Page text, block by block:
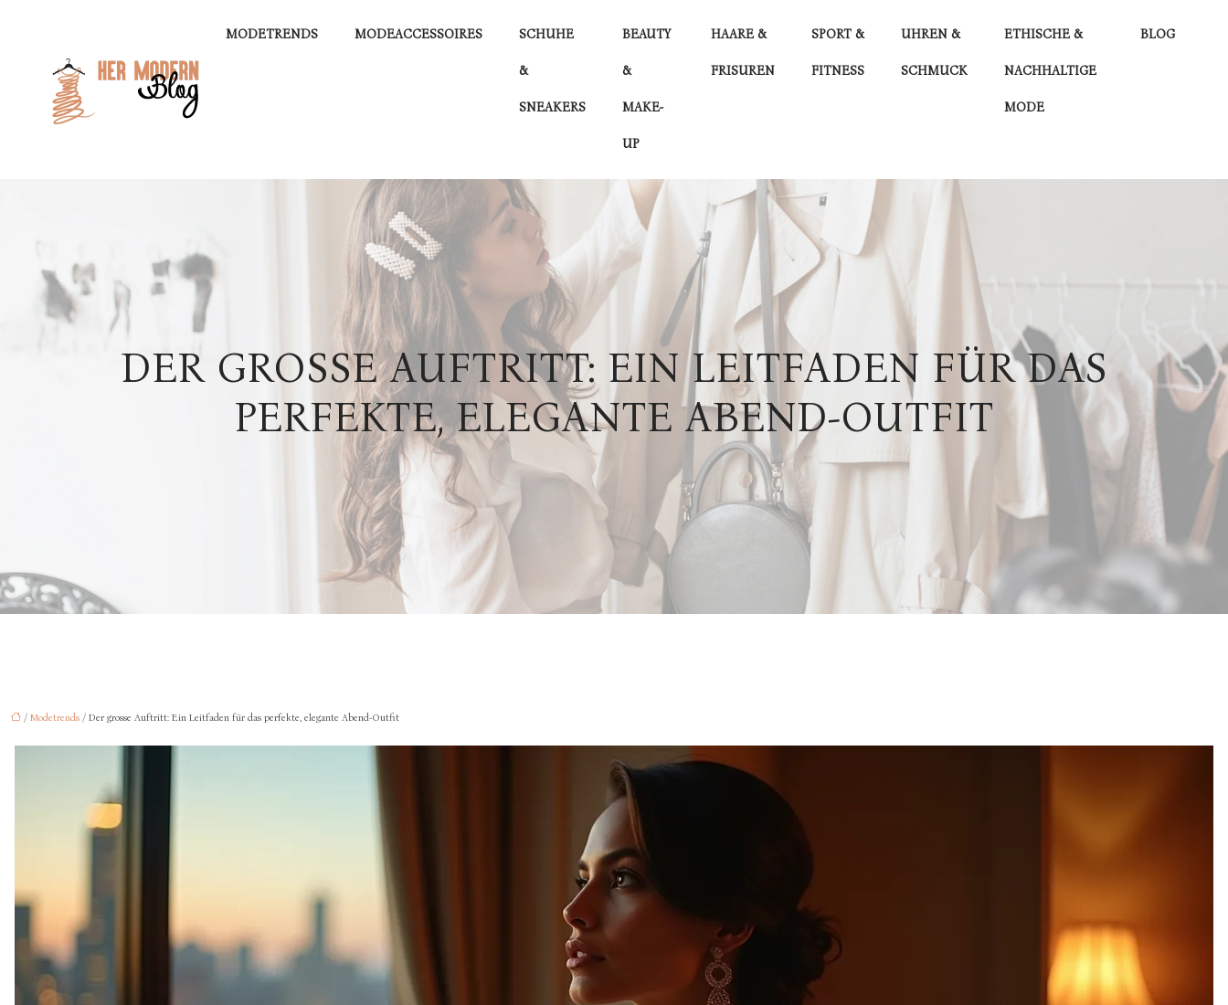
MODETRENDS MODEACCESSOIRES SCHUHE
&
SNEAKERS
BEAUTY
&
MAKE-
UP
HAARE &
FRISUREN
SPORT &
FITNESS
UHREN &
SCHMUCK
ETHISCHE &
NACHHALTIGE
MODE
BLOG
DER GROSSE AUFTRITT: EIN LEITFADEN FÜR DAS
PERFEKTE, ELEGANTE ABEND-OUTFIT
/ Modetrends / Der grosse Auftritt: Ein Leitfaden für das perfekte, elegante Abend-Outfit